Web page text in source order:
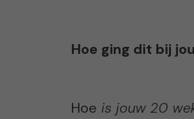
Hoe ging dit bij
Hoe is jouw 20